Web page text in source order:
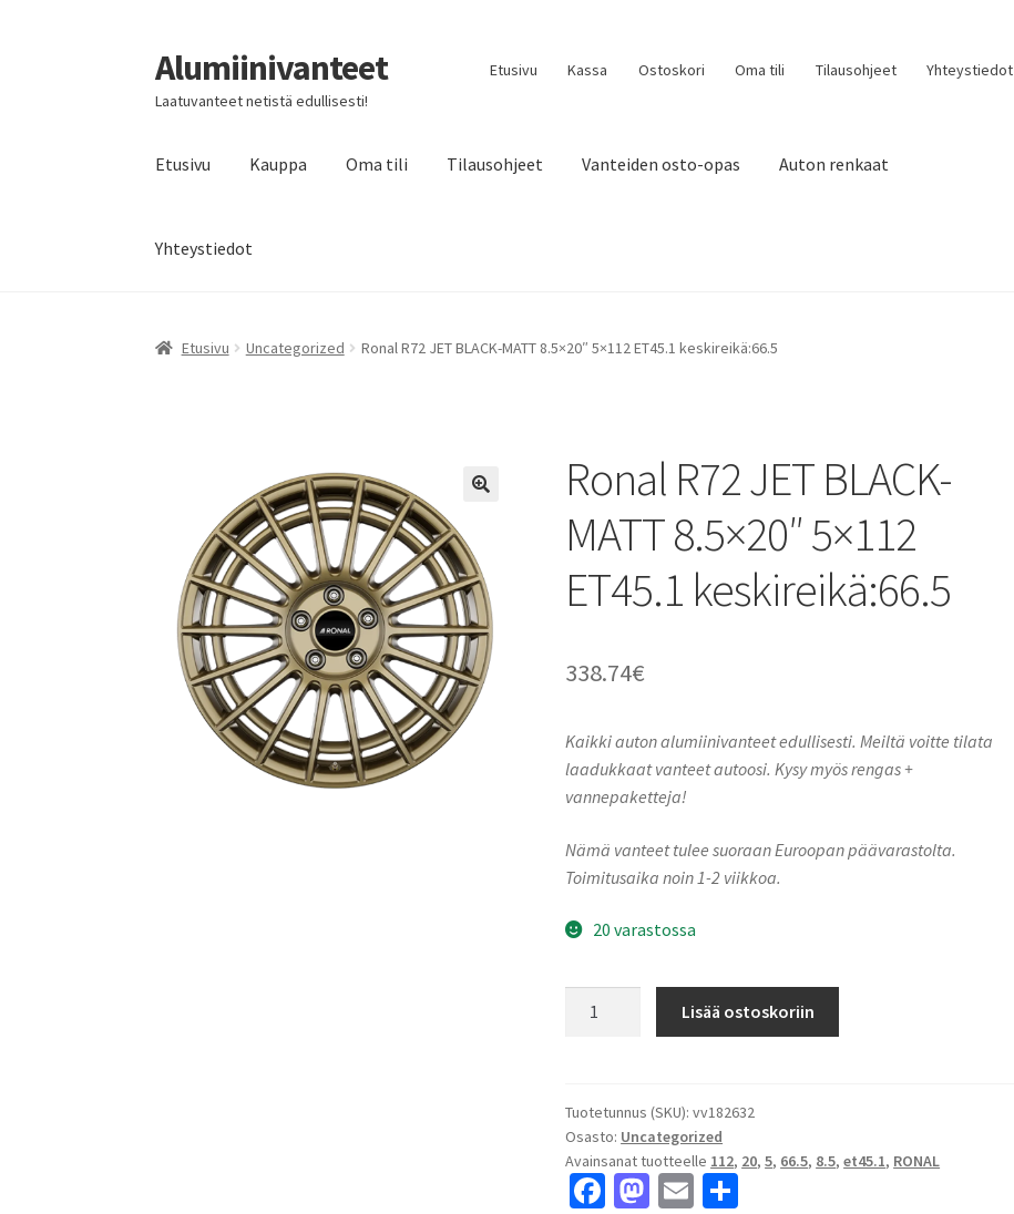
Siirry
navigointiin
Siirry
sisältöön
Alumiinivanteet
Laatuvanteet netistä edullisesti!
Etusivu Kassa Ostoskori Oma tili Tilausohjeet Yhteystiedot
Etusivu Kauppa Oma tili Tilausohjeet Vanteiden osto-opas Auton renkaat
Yhteystiedot
Etusivu Uncategorized Ronal R72 JET BLACK-MATT 8.5×20″ 5×112 ET45.1 keskireikä:66.5
Ronal R72 JET BLACK-
MATT 8.5×20″ 5×112
ET45.1 keskireikä:66.5
338.74€
Kaikki auton alumiinivanteet edullisesti. Meiltä voitte tilata
laadukkaat vanteet autoosi. Kysy myös rengas +
vannepaketteja!
Nämä vanteet tulee suoraan Euroopan päävarastolta.
Toimitusaika noin 1-2 viikkoa.
20 varastossa
MATT
8.5x20"
5x112
ET45.1
Lisää ostoskoriin
Tuotetunnus (SKU):vv182632
Osasto: Uncategorized
Avainsanat tuotteelle 112, 20,5, 66.5, 8.5,et45.1, RONAL
Fa M E